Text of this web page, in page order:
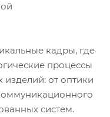
кадры, где
процессы
от оптики
систем.